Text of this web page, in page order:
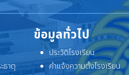
ธาตุ
ข้อมูลทั่วไป
ประวัติโรงเรียน
คำแจ้งความตั้งโรงเรียน